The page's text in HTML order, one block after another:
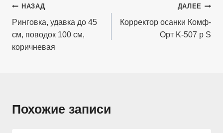
Навигация
по
записям
НАЗАД
Ринговка, удавка до 45
см, поводок 100 см,
коричневая
ДАЛЕЕ
Корректор осанки Комф-
Орт K-507 р S
Похожие записи